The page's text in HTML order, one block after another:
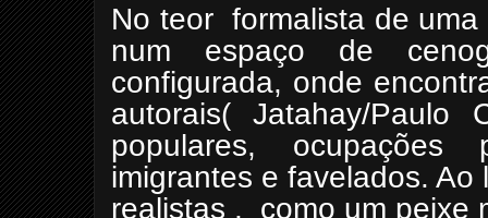
No teor formalista de
num espaço de
configurada, onde
autorais( Jatahay/Paulo
populares,
imigrantes e favelados.
realistas , como um peixe